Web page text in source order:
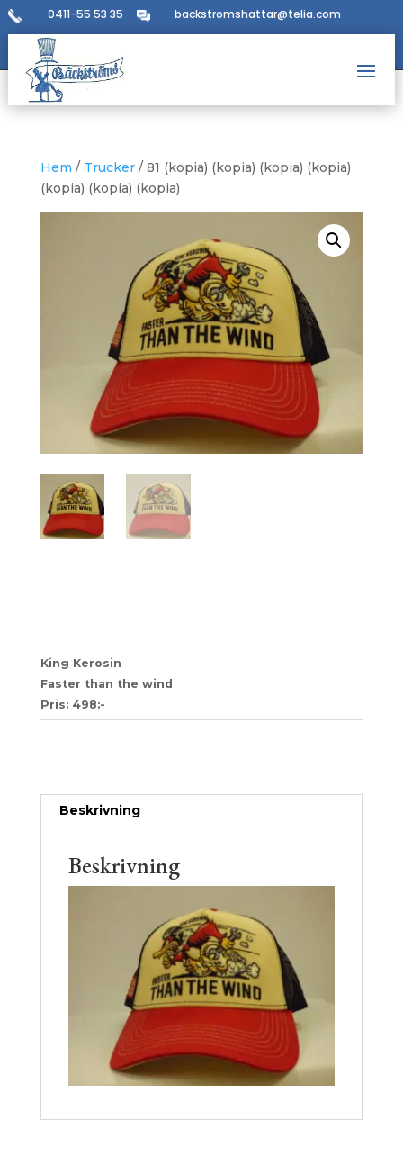
0411-55 53 35 backstromshattar@telia.com
Hem / Trucker/ 81 (kopia) (kopia) (kopia) (kopia)
(kopia) (kopia) (kopia)
King Kerosin
Faster than the wind
Pris: 498:-
Beskrivning
Beskrivning